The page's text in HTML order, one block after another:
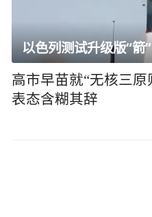
以色列测试升级版“箭
高市早苗就“无核三原
表态含糊其辞